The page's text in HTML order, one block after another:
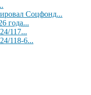
Соцфонд...
года...
117...
118-6...